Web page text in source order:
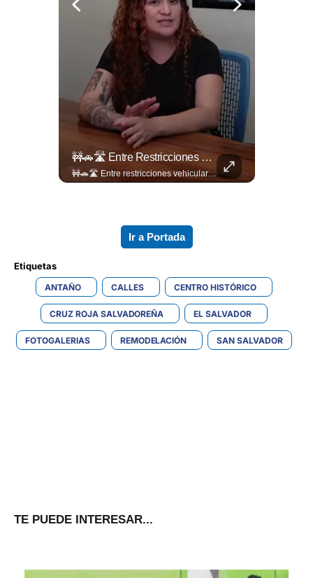
🚧🚗🛣️ Entre Restricciones Vehiculares Y El Despliegue De Maquinaria Pesada, Continúan Los Trabajos De Ampliación Y La Construcción Del Viaducto En El Tramo De Los...
🚧🚗🛣️ Entre restricciones vehiculares y el despliegue de maquinaria pesada, continúan los trabajos de ampliación y la construcción del viaducto en el tramo de Los Chorros, en la carretera Panamericana. Para más información del tramo Los Chorros visita ➡️ eldiariodehoy.com #Nacionales #LosChorros #carreterapanamericana
Ir a Portada
Etiquetas
ANTAÑO CALLES CENTRO HISTÓRICO
CRUZ ROJA SALVADOREÑA EL SALVADOR
FOTOGALERIAS REMODELACIÓN SAN SALVADOR
TE PUEDE INTERESAR...